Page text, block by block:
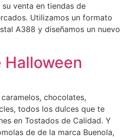
venta en tiendas de
Utilizamos un formato
A388 y diseñamos un nuevo
chocolates,
todos los dulces que te
en Tostados de Calidad. Y
de de la marca Buenola,